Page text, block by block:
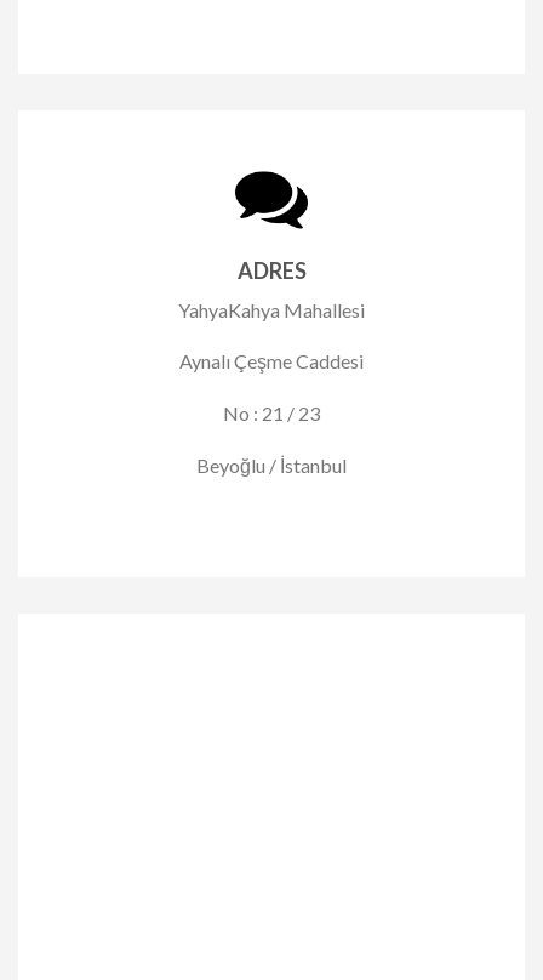
ADRES
YahyaKahya Mahallesi
Aynalı Çeşme Caddesi
No : 21 / 23
Beyoğlu / İstanbul